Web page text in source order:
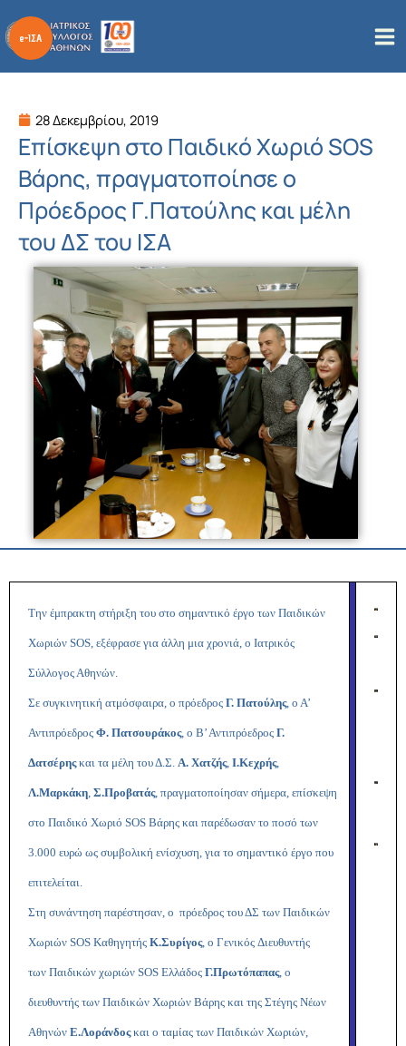
στο
περιεχόμενο
28 Δεκεμβρίου, 2019
Επίσκεψη στο Παιδικό Χωριό SOS
Βάρης, πραγματοποίησε ο
Πρόεδρος Γ.Πατούλης και μέλη
του ΔΣ του ΙΣΑ
Την έμπρακτη στήριξη του στο σημαντικό έργο των Παιδικών
Χωριών SOS, εξέφρασε για άλλη μια χρονιά, ο Ιατρικός
Σύλλογος Αθηνών.
Σε συγκινητική ατμόσφαιρα, ο πρόεδρος Γ. Πατούλης, ο Α’
Αντιπρόεδρος Φ. Πατσουράκος, ο Β’ Αντιπρόεδρος Γ.
Δατσέρης και τα μέλη του Δ.Σ. Α. Χατζής, Ι.Κεχρής,
Λ.Μαρκάκη, Σ.Προβατάς, πραγματοποίησαν σήμερα, επίσκεψη
στο Παιδικό Χωριό SOS Βάρης και παρέδωσαν το ποσό των
3.000 ευρώ ως συμβολική ενίσχυση, για το σημαντικό έργο που
επιτελείται.
Στη συνάντηση παρέστησαν, ο πρόεδρος του ΔΣ των Παιδικών
Χωριών SOS Καθηγητής Κ.Συρίγος, ο Γενικός Διευθυντής
των Παιδικών χωριών SOS Ελλάδος Γ.Πρωτόπαπας, ο
διευθυντής των Παιδικών Χωριών Βάρης και της Στέγης Νέων
Αθηνών Ε.Λοράνδοςκαι ο ταμίας των Παιδικών Χωριών,